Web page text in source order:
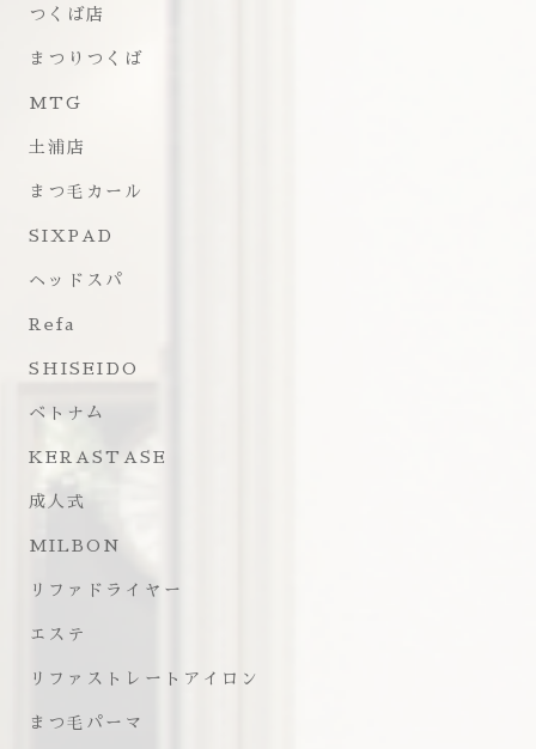
つくば店
まつりつくば
MTG
土浦店
まつ毛カール
SIXPAD
ヘッドスパ
Refa
SHISEIDO
ベトナム
KERASTASE
成人式
MILBON
リファドライヤー
エステ
リファストレートアイロン
まつ毛パーマ